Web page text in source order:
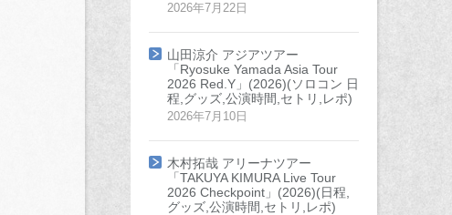
2026年7月22日
山田涼介 アジアツアー
「Ryosuke Yamada Asia Tour
2026 Red.Y」(2026)(ソロコン 日
程,グッズ,公演時間,セトリ,レポ)
2026年7月10日
木村拓哉 アリーナツアー
「TAKUYA KIMURA Live Tour
2026 Checkpoint」(2026)(日程,
グッズ,公演時間,セトリ,レポ)